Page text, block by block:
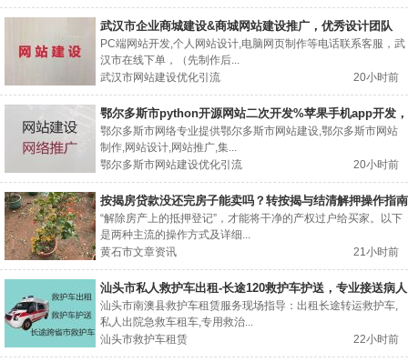
武汉市企业商城建设&商城网站建设推广，优秀设计团队
PC端网站开发,个人网站设计,电脑网页制作等电话联系客服，武
汉市在线下单，（先制作后...
武汉市网站建设优化引流
20小时前
鄂尔多斯市python开源网站二次开发%苹果手机app开发，
网站制作
鄂尔多斯市网络专业提供鄂尔多斯市网站建设,鄂尔多斯市网站
制作,网站设计,网站推广,集...
鄂尔多斯市网站建设优化引流
20小时前
按揭房贷款没还完房子能卖吗？转按揭与结清解押操作指南
“解除房产上的抵押登记”，才能将干净的产权过户给买家。以下
是两种主流的操作方式及详细...
黄石市文章资讯
21小时前
汕头市私人救护车出租-长途120救护车护送，专业接送病人
汕头市南澳县救护车租赁服务现场指导：出租长途转运救护车,
私人出院急救车租车,专用救治...
汕头市救护车租赁
22小时前